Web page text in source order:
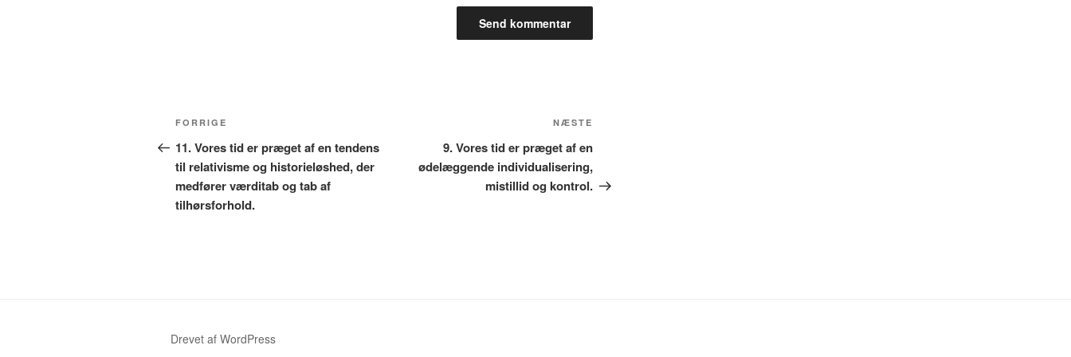
Indlægsnavigation
Forrige
indlæg
FORRIGE
11. Vores tid er præget af en tendens
til relativisme og historieløshed, der
medfører værditab og tab af
tilhørsforhold.
indlæg
NÆSTE
9. Vores tid er præget af en
ødelæggende individualisering,
mistillid og kontrol.
Drevet af WordPress